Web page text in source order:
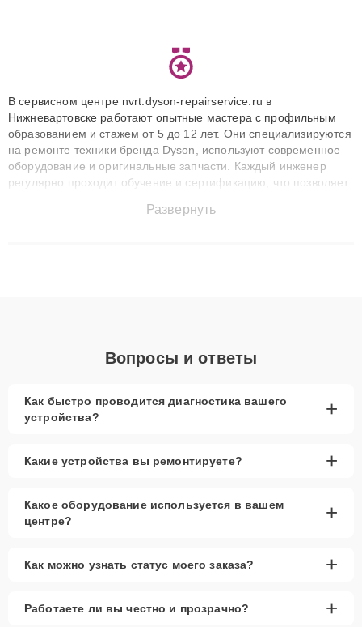
В сервисном центре nvrt.dyson-repairservice.ru в
Нижневартовске работают опытные мастера с профильным
образованием и стажем от 5 до 12 лет. Они специализируются
на ремонте техники бренда Dyson, используют современное
оборудование и оригинальные запчасти. Каждый инженер
регулярно проходит обучение и сертификацию, что позволяет
технику с сохранением гарантии до 3 лет. Наши мастера
Развернуть
Вопросы и ответы
Как быстро проводится диагностика вашего
устройства?
+
Какие устройства вы ремонтируете? +
Какое оборудование используется в вашем
центре?
+
Как можно узнать статус моего заказа? +
Работаете ли вы честно и прозрачно? +